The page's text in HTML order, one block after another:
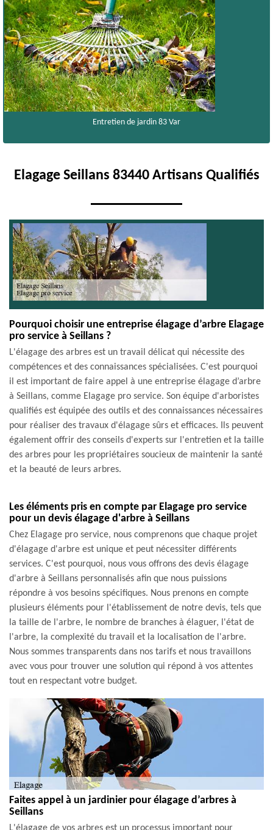
Entretien de jardin 83 Var
Elagage Seillans 83440 Artisans Qualifiés
Pourquoi choisir une entreprise élagage d’arbre Elagage
pro service à Seillans ?
L'élagage des arbres est un travail délicat qui nécessite des
compétences et des connaissances spécialisées. C'est pourquoi
il est important de faire appel à une entreprise élagage d’arbre
à Seillans, comme Elagage pro service. Son équipe d'arboristes
qualifiés est équipée des outils et des connaissances nécessaires
pour réaliser des travaux d'élagage sûrs et efficaces. Ils peuvent
également offrir des conseils d'experts sur l'entretien et la taille
des arbres pour les propriétaires soucieux de maintenir la santé
et la beauté de leurs arbres.
Les éléments pris en compte par Elagage pro service
pour un devis élagage d'arbre à Seillans
Chez Elagage pro service, nous comprenons que chaque projet
d'élagage d'arbre est unique et peut nécessiter différents
services. C'est pourquoi, nous vous offrons des devis élagage
d'arbre à Seillans personnalisés afin que nous puissions
répondre à vos besoins spécifiques. Nous prenons en compte
plusieurs éléments pour l'établissement de notre devis, tels que
la taille de l'arbre, le nombre de branches à élaguer, l'état de
l'arbre, la complexité du travail et la localisation de l'arbre.
Nous sommes transparents dans nos tarifs et nous travaillons
avec vous pour trouver une solution qui répond à vos attentes
tout en respectant votre budget.
Faites appel à un jardinier pour élagage d’arbres à
Seillans